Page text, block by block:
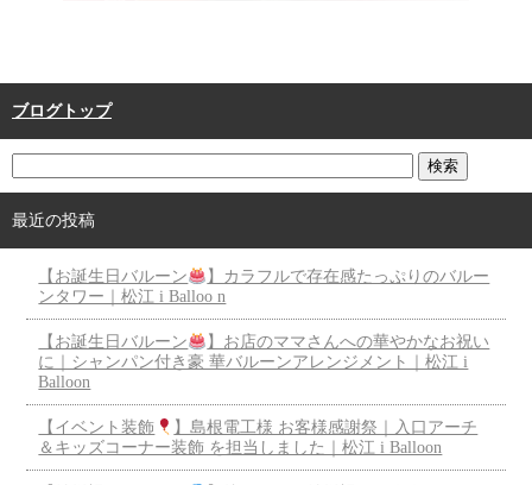
ブログトップ
最近の投稿
【お誕生日バルーン
】カラフルで存在感たっぷりのバルー
ンタワー｜松江 i Balloo n
【お誕生日バルーン
】お店のママさんへの華やかなお祝い
に｜シャンパン付き豪 華バルーンアレンジメント｜松江 i
Balloon
【イベント装飾
】島根電工様 お客様感謝祭｜入口アーチ
＆キッズコーナー装飾 を担当しました｜松江 i Balloon